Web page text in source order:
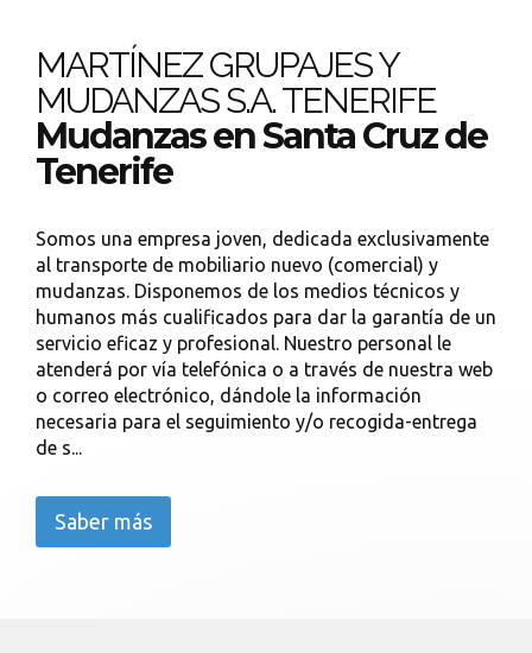
MARTÍNEZ GRUPAJES Y
MUDANZAS S.A. TENERIFE
Mudanzas en Santa Cruz de
Tenerife
Somos una empresa joven, dedicada exclusivamente
al transporte de mobiliario nuevo (comercial) y
mudanzas. Disponemos de los medios técnicos y
humanos más cualificados para dar la garantía de un
servicio eficaz y profesional. Nuestro personal le
atenderá por vía telefónica o a través de nuestra web
o correo electrónico, dándole la información
necesaria para el seguimiento y/o recogida-entrega
de s...
Saber más